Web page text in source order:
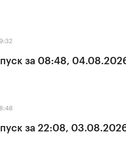
за 08:48,
за 22:08,